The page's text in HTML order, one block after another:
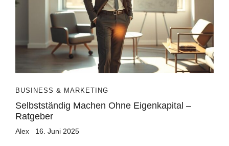
BUSINESS & MARKETING
Selbstständig Machen Ohne Eigenkapital –
Ratgeber
Alex 16. Juni 2025